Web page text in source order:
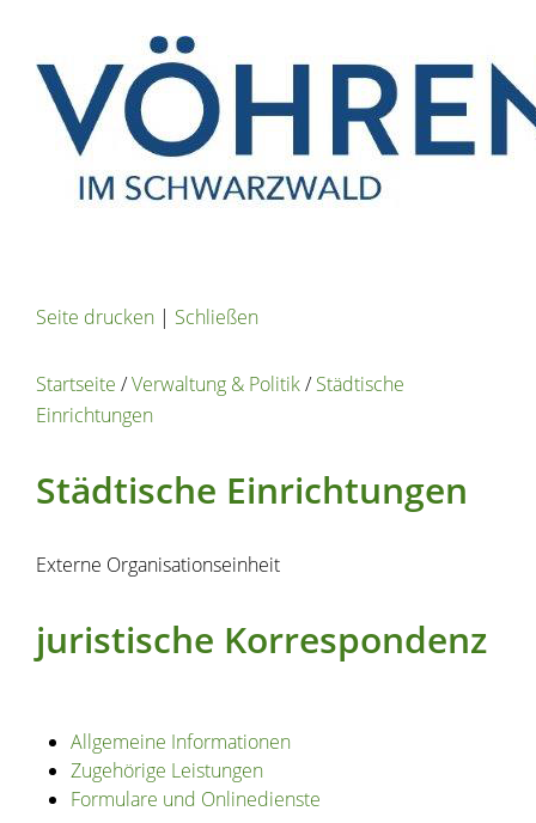
Seite drucken | Schließen
Startseite /Verwaltung & Politik/Städtische
Einrichtungen
Städtische Einrichtungen
Externe Organisationseinheit
juristische Korrespondenz
Allgemeine Informationen
Zugehörige Leistungen
Formulare und Onlinedienste